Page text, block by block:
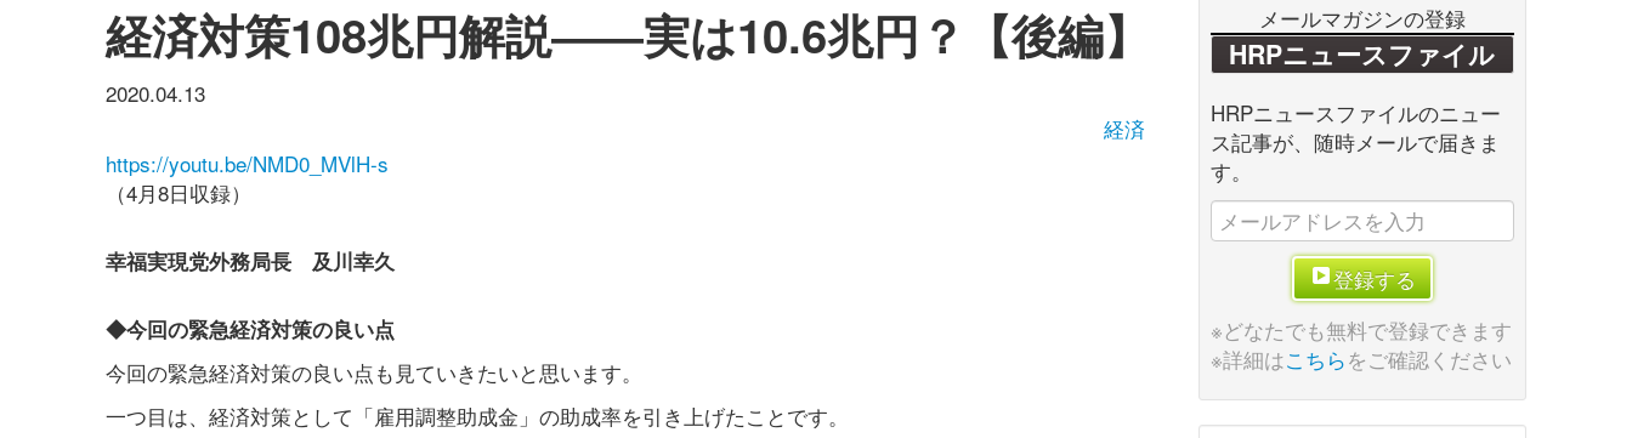
経済対策108兆円解説――実は10.6兆円？【後編】
2020.04.13
経済
https://youtu.be/NMD0_MVlH-s
（4月8日収録）
幸福実現党外務局長 及川幸久
◆今回の緊急経済対策の良い点
今回の緊急経済対策の良い点も見ていきたいと思います。
一つ目は、経済対策として「雇用調整助成金」の助成率を引き上げたことです。
メールマガジンの登録
HRPニュースファイル
HRPニュースファイルのニュー
ス記事が、随時メールで届きま
す。
登録する
※どなたでも無料で登録できます
※詳細はこちらをご確認ください